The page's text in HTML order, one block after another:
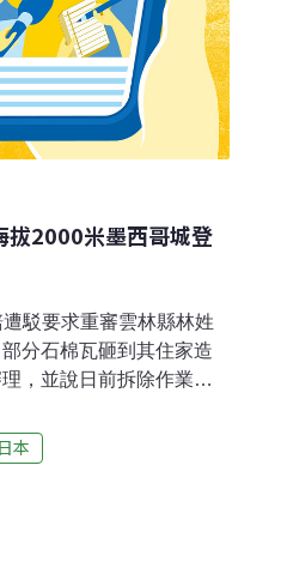
拔2000米墨西哥城登
駁要求重審雲林縣林姓
分石棉瓦砸到其住家造
，並說日前拆除作業未
審查須具備公共設施管
但當事人未有報案紀
日本